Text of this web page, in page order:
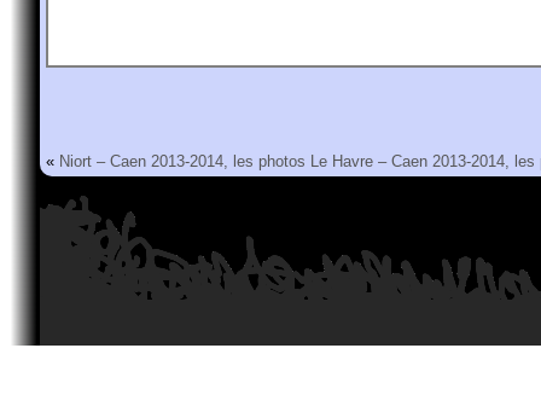
« Niort – Caen 2013-2014, les photos Le Havre – Caen 2013-2014, les